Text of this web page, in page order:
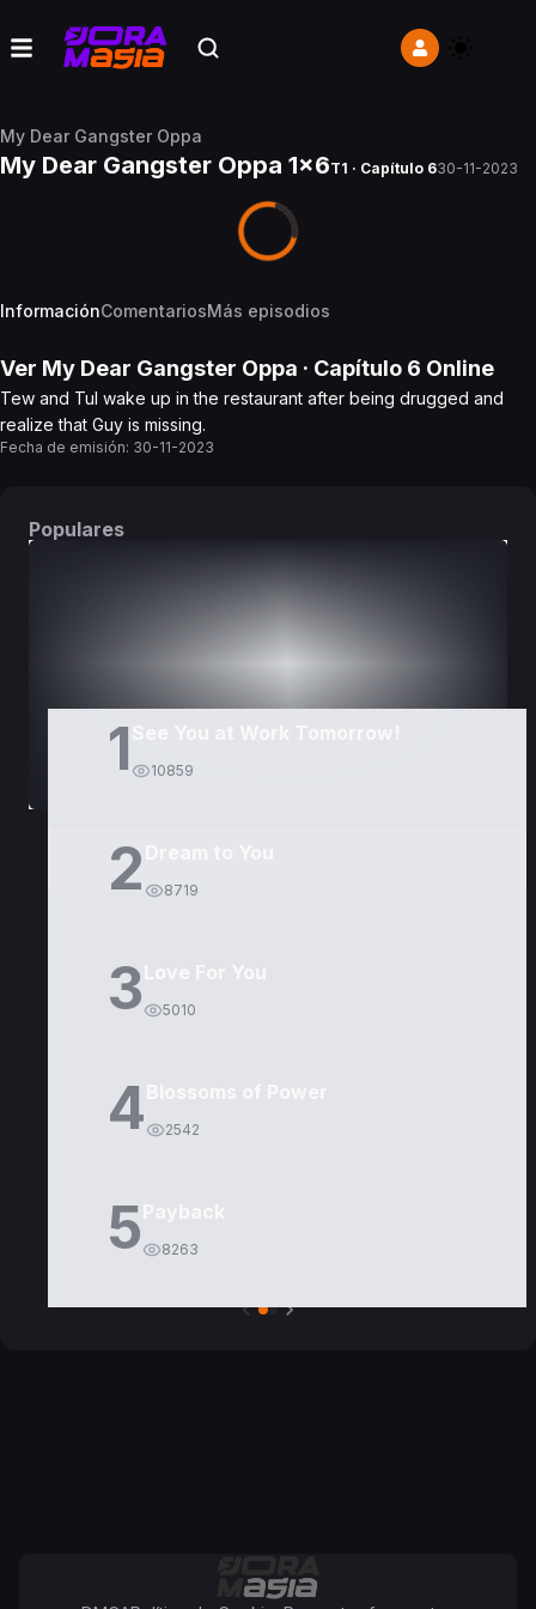
My Dear Gangster Oppa
My Dear Gangster Oppa 1x6T1 · Capítulo 630-11-2023
InformaciónComentariosMás episodios
Ver My Dear Gangster Oppa · Capítulo 6 Online
Tew and Tul wake up in the restaurant after being drugged and
realize that Guy is missing.
Fecha de emisión: 30-11-2023
Populares
1 10859
2 8719
3 5010
4 2542
5 8263